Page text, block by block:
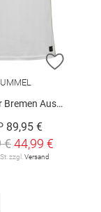
HINZUFÜGEN
ZUR
Auswärtstrikot 25/26
89,95 €
€44,99 €
zzgl. Versand